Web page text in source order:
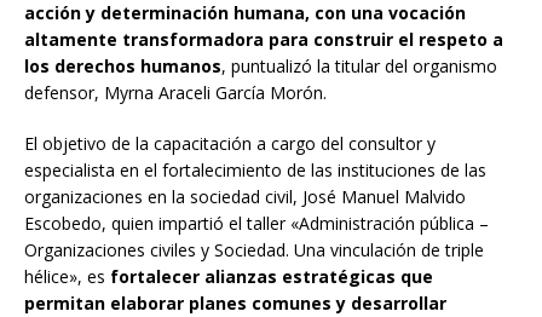
acción y determinación humana, con una vocación
altamente transformadora para construir el respeto a
los derechos humanos, puntualizó la titular del organismo
defensor, Myrna Araceli García Morón.
El objetivo de la capacitación a cargo del consultor y
especialista en el fortalecimiento de las instituciones de las
organizaciones en la sociedad civil, José Manuel Malvido
Escobedo, quien impartió el taller «Administración pública –
Organizaciones civiles y Sociedad. Una vinculación de triple
hélice», es fortalecer alianzas estratégicas que
permitan elaborar planes comunes y desarrollar